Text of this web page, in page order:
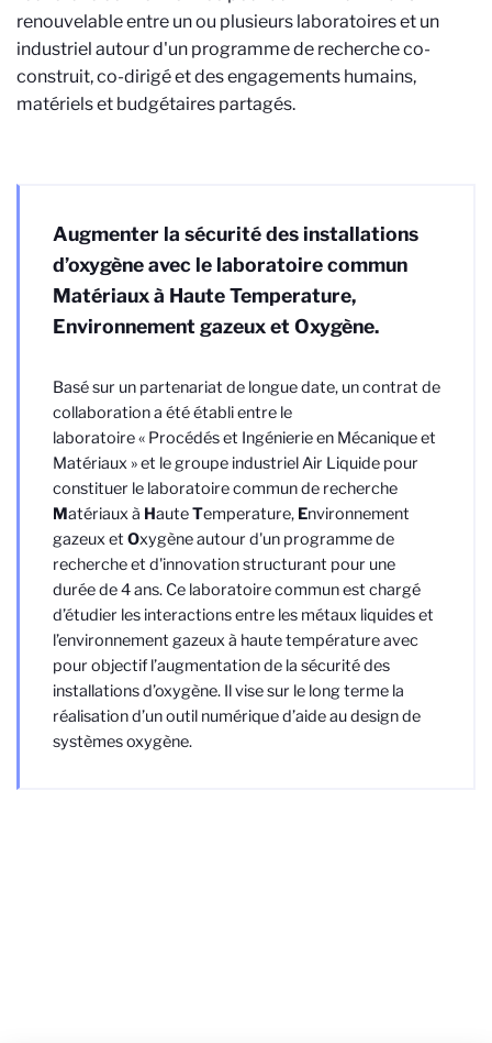
renouvelable entre un ou plusieurs laboratoires et un
industriel autour d'un programme de recherche co-
construit, co-dirigé et des engagements humains,
matériels et budgétaires partagés.
Augmenter la sécurité des installations
d’oxygène avec le laboratoire commun
Matériaux à Haute Temperature,
Environnement gazeux et Oxygène.
Basé sur un partenariat de longue date, un contrat de
collaboration a été établi entre le
laboratoire « Procédés et Ingénierie en Mécanique et
Matériaux » et le groupe industriel Air Liquide pour
constituer le laboratoire commun de recherche
Matériaux à HauteTemperature, Environnement
gazeux et Oxygèneautour d'un programme de
recherche et d'innovation structurant pour une
durée de 4 ans. Ce laboratoire commun est chargé
d’étudier les interactions entre les métaux liquides et
l’environnement gazeux à haute température avec
pour objectif l’augmentation de la sécurité des
installations d’oxygène. Il vise sur le long terme la
réalisation d’un outil numérique d’aide au design de
systèmes oxygène.